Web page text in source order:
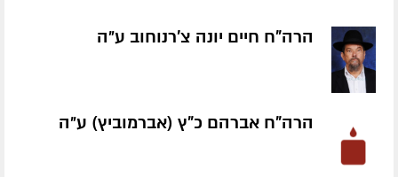
הרה"ח חיים יונה צ'רנוחוב ע״ה
הרה"ח אברהם כ"ץ (אברמוביץ) ע״ה